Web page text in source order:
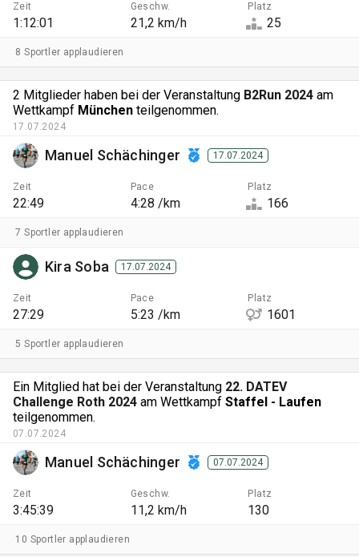
Zeit
1:12:01
Geschw.
21,2 km/h
Platz
25
8 Sportler applaudieren
2 Mitglieder haben bei der Veranstaltung B2Run 2024 am
Wettkampf München teilgenommen.
17.07.2024
Manuel Schächinger 17.07.2024
Zeit
22:49
Pace
4:28 /km
Platz
166
7 Sportler applaudieren
Kira Soba 17.07.2024
Zeit
27:29
Pace
5:23 /km
Platz
1601
5 Sportler applaudieren
Ein Mitglied hat bei der Veranstaltung 22. DATEV
Challenge Roth 2024 am Wettkampf Staffel - Laufen
teilgenommen.
07.07.2024
Manuel Schächinger 07.07.2024
Zeit
3:45:39
Geschw.
11,2 km/h
Platz
130
10 Sportler applaudieren